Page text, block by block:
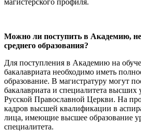
магистерского профиля.
Можно ли поступить в Академию,
среднего образования?
Для поступления в Академию на
бакалавриата необходимо иметь
образование. В магистратуру могут
бакалавриата и специалитета высших
Русской Православной Церкви. На
кадров высшей квалификации в
лица, имеющие высшее образование
специалитета.